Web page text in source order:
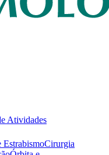
Atividades
EstrabismoCirurgia